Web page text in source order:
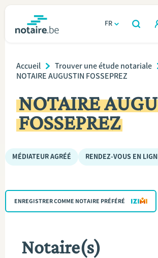
FR
OUVERT
Immobilier
Relations et vivre ensemble
Héritage et donations
Entreprendre
Calculateurs
TROUVER UN NOTAIRE
Breadcrumb
Accueil
Trouver une étude notariale
NOTAIRE AUGUSTIN FOSSEPREZ
NOTAIRE
FOSSEPREZ
MÉDIATEUR AGRÉÉ RENDEZ-VOUS EN
ENREGISTRER COMME NOTAIRE PRÉFÉRÉ
Notaire(s)